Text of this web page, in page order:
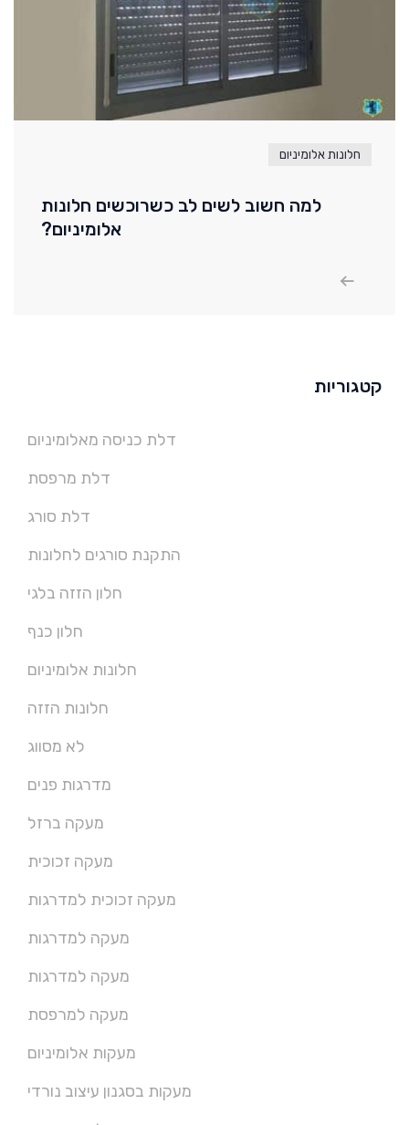
חלונות אלומיניום
למה חשוב לשים לב כשרוכשים חלונות
אלומיניום?
קטגוריות
דלת כניסה מאלומיניום
דלת מרפסת
דלת סורג
התקנת סורגים לחלונות
חלון הזזה בלגי
חלון כנף
חלונות אלומיניום
חלונות הזזה
לא מסווג
מדרגות פנים
מעקה ברזל
מעקה זכוכית
מעקה זכוכית למדרגות
מעקה למדרגות
מעקה למדרגות
מעקה למרפסת
מעקות אלומיניום
מעקות בסגנון עיצוב נורדי